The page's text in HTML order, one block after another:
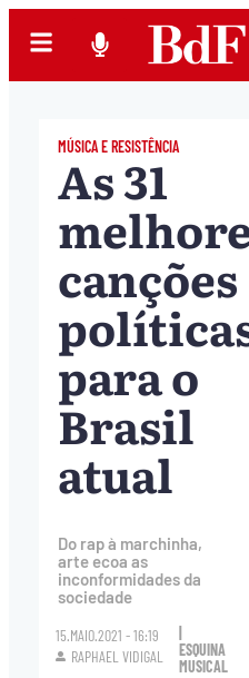
MÚSICA E RESISTÊNCIA
As 31
canções
para o
Brasil
atual
Do rap à marchinha,
arte ecoa as
inconformidades da
sociedade
15.MAIO.2021 - 16:19
RAPHAEL VIDIGAL
ESQUINA
MUSICAL